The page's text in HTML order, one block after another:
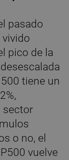
pasado
vivido
pico de la
tiene un
sector
o no, el
vuelve